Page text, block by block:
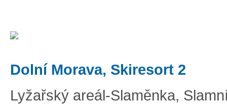
Dolní Morava, Skiresort 2
Lyžařský areál-Slaměnka,